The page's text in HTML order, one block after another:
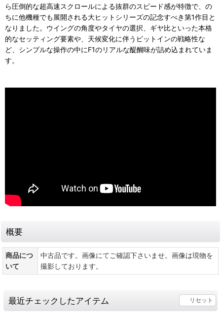
ら圧倒的な超高速スクロールによる抜群のスピード感が特徴で、の
ちに他機種でも展開される大ヒットシリーズの記念すべき第1作目と
なりました。ウイングの角度やタイヤの選択、ギヤ比といった本格
的なセッティング要素や、天候変化に伴うピットインの戦略性な
ど、シンプルな操作の中にF1のリアルな醍醐味が詰め込まれていま
す。
概要
商品につ
いて
中古品です。画像にてご確認下さいませ。画像は現物を
撮影しております。
最近チェックしたアイテム リセット